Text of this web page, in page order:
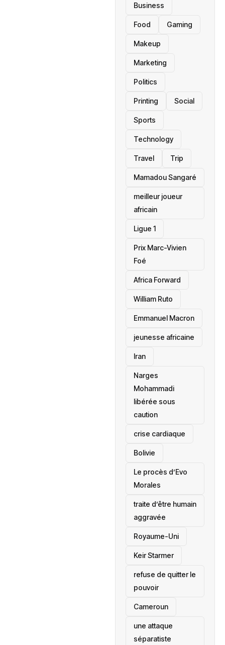
Business
Food Gaming
Makeup
Marketing
Politics
Printing Social
Sports
Technology
Travel Trip
Mamadou Sangaré
meilleur joueur
africain
Ligue 1
Prix Marc-Vivien
Foé
‎Africa Forward
William Ruto
Emmanuel Macron
jeunesse africaine
‎Iran
Narges
Mohammadi
libérée sous
caution
crise cardiaque
‎Bolivie
Le procès d’Evo
Morales
traite d’être humain
aggravée
‎Royaume-Uni
Keir Starmer
refuse de quitter le
pouvoir
‎Cameroun
une attaque
séparatiste